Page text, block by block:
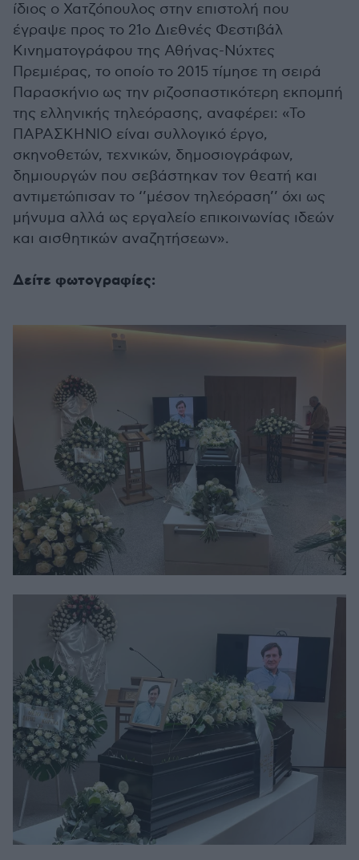
ίδιος ο Χατζόπουλος στην επιστολή που
έγραψε προς το 21ο Διεθνές Φεστιβάλ
Κινηματογράφου της Αθήνας-Νύχτες
Πρεμιέρας, το οποίο το 2015 τίμησε τη σειρά
Παρασκήνιο ως την ριζοσπαστικότερη εκπομπή
της ελληνικής τηλεόρασης, αναφέρει: «Το
ΠΑΡΑΣΚΗΝΙΟ είναι συλλογικό έργο,
σκηνοθετών, τεχνικών, δημοσιογράφων,
δημιουργών που σεβάστηκαν τον θεατή και
αντιμετώπισαν το ‘’μέσον τηλεόραση’’ όχι ως
μήνυμα αλλά ως εργαλείο επικοινωνίας ιδεών
και αισθητικών αναζητήσεων».
Δείτε φωτογραφίες: